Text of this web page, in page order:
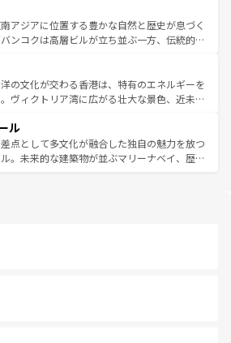
れながら、韓国の多彩な魅力を心ゆくまで味
わってみてほしい。 なお、新着の韓国情報はコンテンツ一
ほしい。
共に伝統が息づく。ハノイの古い町並みやホ
フランス統治時代の建物も、独特の雰囲気を
る。また、バラエティの豊かさとおいしさで
やバインミー、ベトナムコーヒーなどは、ぜ
いたい。どの地域を訪れてもあたたかい人々
えてくれるので、きっと忘れられない旅にな
い。
アジアに位置する豊かな自然と歴史が息づく
ンコクは高層ビルが立ち並ぶ一方、伝統的な
している。北部ではチェンマイなどの山岳地
れ合い、南部ではプーケットやクラビの美し
ゾート気分を楽しむことができる。タイ料理
は一年中温暖で、どの季節にも異なる楽しみ
。親しみやすいタイの人々、仏教を中心とし
て多様な観光資源が、訪れる旅人を魅了し続
の文化が交わる香港は、特有のエネルギーを
ヴィクトリア湾に広がる壮大な景色、近未来
れても感動するはず。観光スポットが密集し
よく見どころを回れるのも魅力。息をのむよ
文化的な体験まで、香港を存分に楽しみ尽く
ル
点として多文化が融合した独自の魅力を放つ
。未来的な建築物が並ぶマリーナベイ、歴史
ズは地元の風情を楽しめる外せないスポット